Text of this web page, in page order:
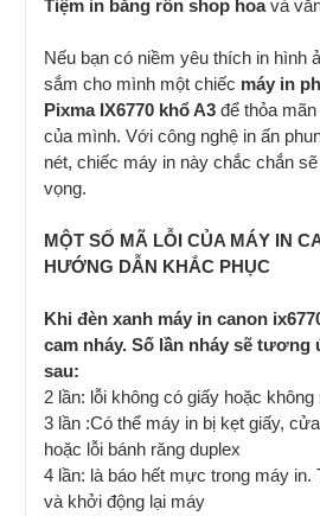
Tiệm in băng rôn shop hoavà
Nếu bạn có niềm yêu thích in hình
sắm cho mình một chiếc máy in
Pixma IX6770 khổ A3 để thỏa
của mình. Với công nghệ in ấn
nét, chiếc máy in này chắc chắn
vọng.
MỘT SỐ MÃ LỖI CỦA MÁY IN
HƯỚNG DẪN KHẮC PHỤC
Khi đèn xanh máy in canon
cam nháy. Số lần nháy sẽ
sau:
2 lần: lỗi không có giấy hoặc không
3 lần :Có thể máy in bị kẹt giấy,
hoặc lỗi bánh răng duplex
4 lần: là báo hết mực trong máy in.
và khởi động lại máy